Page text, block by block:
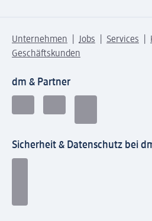
Unternehmen Jobs Services
Geschäftskunden
dm & Partner
Sicherheit & Datenschutz bei